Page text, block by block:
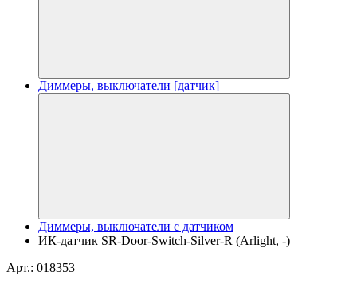
Диммеры, выключатели [датчик]
Диммеры, выключатели с датчиком
ИК-датчик SR-Door-Switch-Silver-R (Arlight, -)
Арт.: 018353